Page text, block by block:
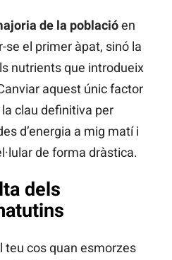
de la poblacióen
se el primer àpat, sinó la
nutrients que introdueix
aquest únic factor
clau definitiva per
d’energia a mig matí i
de forma dràstica.
dels
teu cos quan esmorzes